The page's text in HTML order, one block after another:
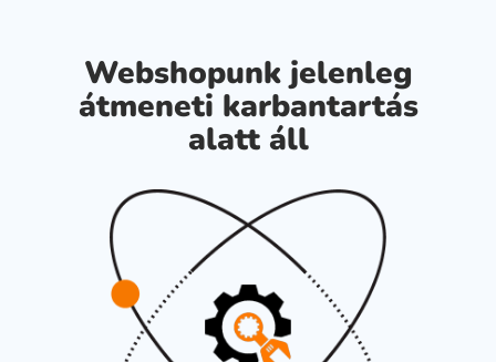
Webshopunk jelenleg
átmeneti karbantartás
alatt áll